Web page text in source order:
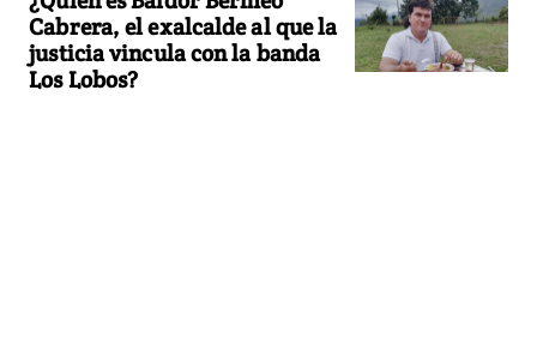
Cabrera, el exalcalde al que la
justicia vincula con la banda
Los Lobos?